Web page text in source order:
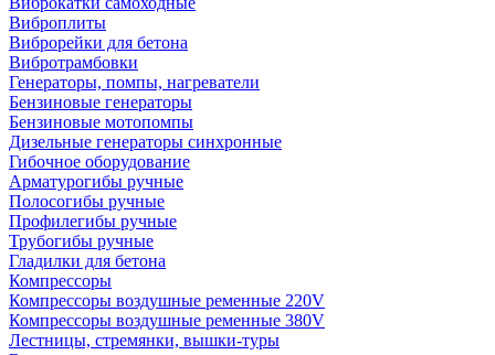
Виброплиты
Виброрейки для бетона
Вибротрамбовки
Генераторы, помпы, нагреватели
Бензиновые генераторы
Бензиновые мотопомпы
Дизельные генераторы синхронные
Гибочное оборудование
Арматурогибы ручные
Полосогибы ручные
Профилегибы ручные
Трубогибы ручные
Гладилки для бетона
Компрессоры
Компрессоры воздушные ременные 220V
Компрессоры воздушные ременные 380V
Лестницы, стремянки, вышки-туры